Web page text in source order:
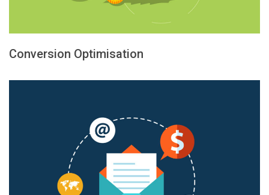
Conversion Optimisation